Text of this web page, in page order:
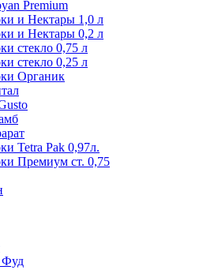
Premium
и Нектары 1,0 л
и Нектары 0,2 л
стекло 0,75 л
стекло 0,25 л
Органик
Tetra Pak 0,97л.
Премиум ст. 0,75